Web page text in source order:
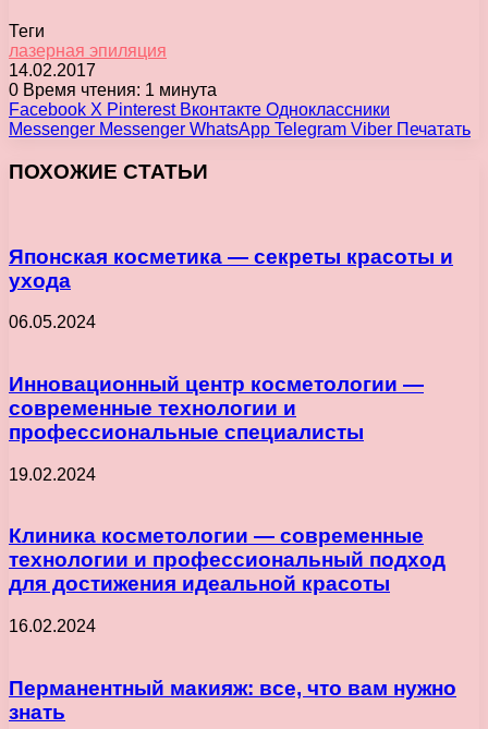
Теги
лазерная эпиляция
14.02.2017
0 Время чтения: 1 минута
Facebook X Pinterest Вконтакте Одноклассники
Messenger Messenger WhatsApp Telegram Viber Печатать
ПОХОЖИЕ СТАТЬИ
Японская косметика — секреты красоты и
ухода
06.05.2024
Инновационный центр косметологии —
современные технологии и
профессиональные специалисты
19.02.2024
Клиника косметологии — современные
технологии и профессиональный подход
для достижения идеальной красоты
16.02.2024
Перманентный макияж: все, что вам нужно
знать